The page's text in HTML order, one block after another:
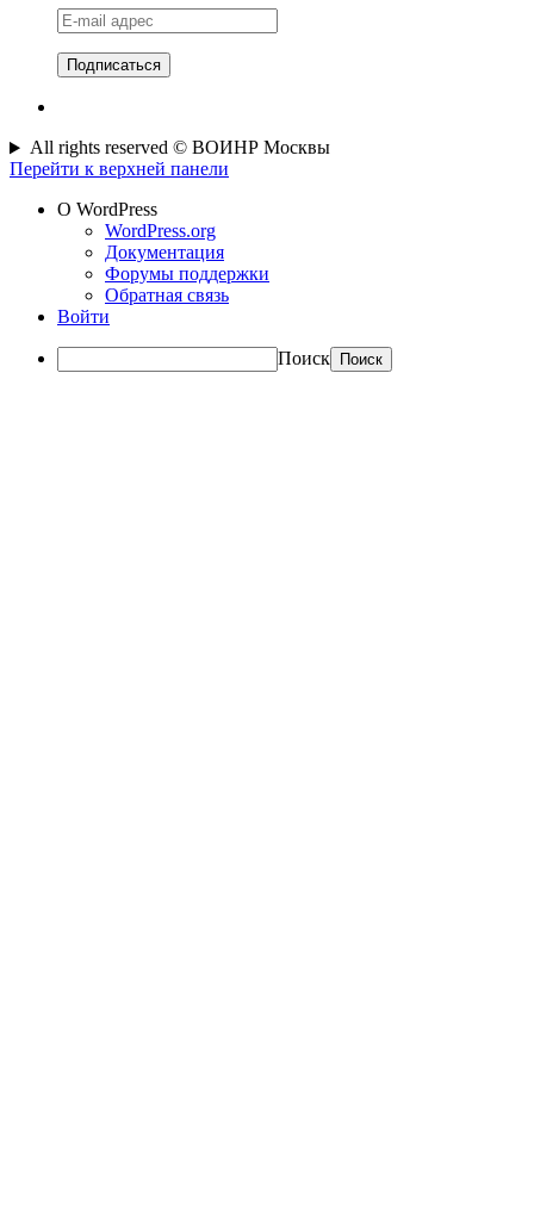
E-
mail
адрес
All rights reserved © ВОИНР Москвы
Перейти к верхней панели
О WordPress
WordPress.org
Документация
Форумы поддержки
Обратная связь
Войти
Поиск